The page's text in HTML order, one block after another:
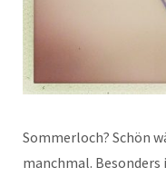
Sommerloch? Schön
manchmal.